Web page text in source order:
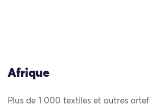
Afrique
Plus de 1 000 textiles et autres